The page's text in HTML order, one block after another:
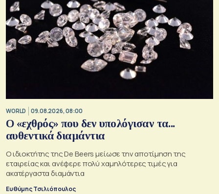
WORLD 09.08.2026, 08:00
Ο «εχθρός» που δεν υπολόγισαν τα...
αυθεντικά διαμάντια
Ο ιδιοκτήτης της De Beers μείωσε την αποτίμηση της
εταιρείας και ανέφερε πολύ χαμηλότερες τιμές για
ακατέργαστα διαμάντια
Ευθύμης Τσιλιόπουλος